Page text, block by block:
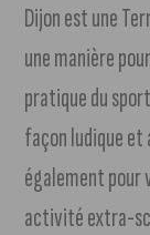
Dijon est une
une manière
pratique du
façon ludique et
également pour
activité extra-